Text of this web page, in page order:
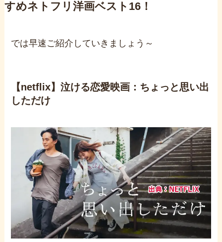
すめネトフリ洋画ベスト16！
では早速ご紹介していきましょう～
【netflix】泣ける恋愛映画：ちょっと思い出
しただけ